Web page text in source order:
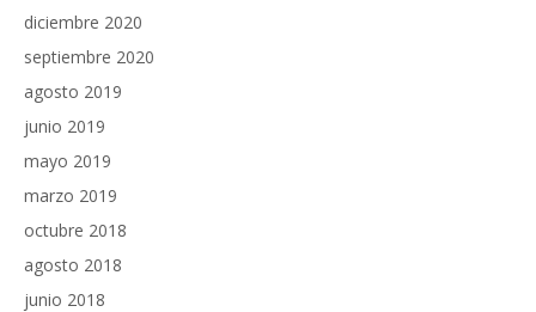
diciembre 2020
septiembre 2020
agosto 2019
junio 2019
mayo 2019
marzo 2019
octubre 2018
agosto 2018
junio 2018